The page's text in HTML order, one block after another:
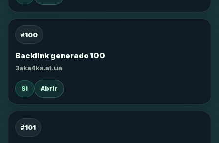
#100
Backlink generado 100
3aka4ka.at.ua
SI Abrir
#101